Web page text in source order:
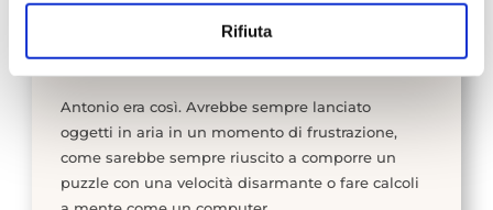
Questo Sito utilizza cookie tecnici necessari per il
corretto funzionamento e ,con il tuo consenso, cookie
statistici e di Profilazione anche di "terze parti" come
specificato nella cookie policy. Può scegliere se
accettare tutti i cookie, rifiutare tutti i cookies o solo quelli
che desideri attivare.
Rifiuta
E imparai che mio figlio non era rotto da nessuna
Antonio era così. Avrebbe sempre lanciato
oggetti in aria in un momento di frustrazione,
come sarebbe sempre riuscito a comporre un
puzzle con una velocità disarmante o fare calcoli